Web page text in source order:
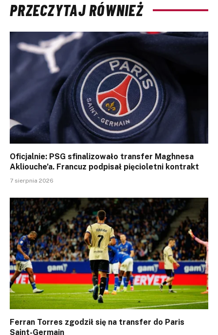
PRZECZYTAJ RÓWNIEŻ
Oficjalnie: PSG sfinalizowało transfer Maghnesa
Akliouche’a. Francuz podpisał pięcioletni kontrakt
7 sierpnia 2026
Ferran Torres zgodził się na transfer do Paris
Saint-Germain